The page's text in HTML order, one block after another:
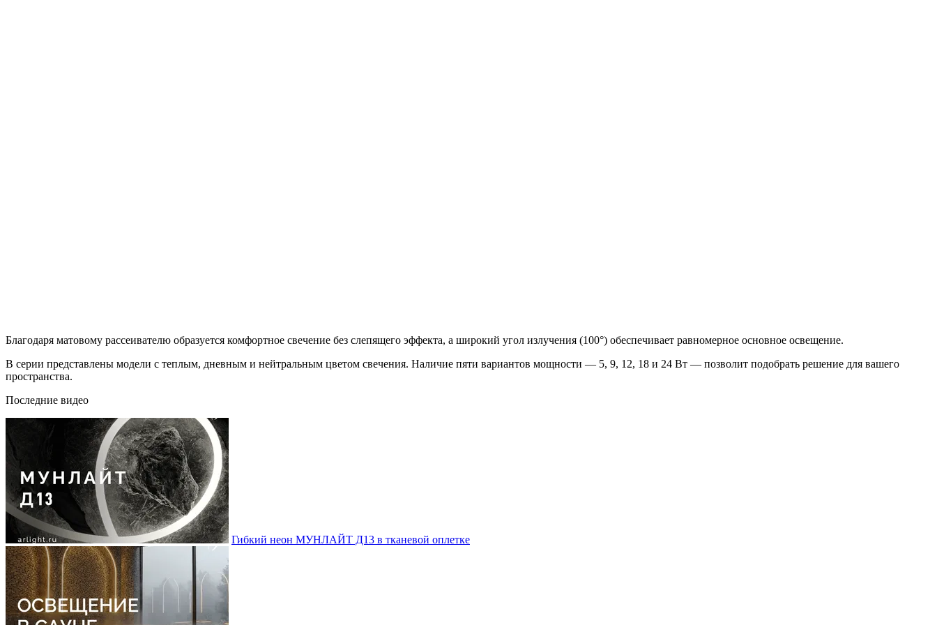
Благодаря матовому рассеивателю образуется комфортное свечение без слепящего эффекта, а широкий угол излучения (100°) обеспечивает равномерное основное освещение.
В серии представлены модели с теплым, дневным и нейтральным цветом свечения. Наличие пяти вариантов мощности — 5, 9, 12, 18 и 24 Вт — позволит подобрать решение для вашего
пространства.
Последние видео
Гибкий неон МУНЛАЙТ Д13 в тканевой оплетке